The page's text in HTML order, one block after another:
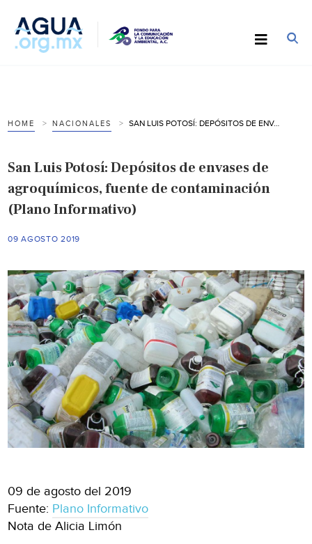
HOME NACIONALES SAN LUIS POTOSÍ: DEPÓSITOS DE ENVASES DE AGROQUÍMICOS, FUENTE DE CONTAMINACIÓN (PLANO INFORMATIVO)
San Luis Potosí: Depósitos de envases de
agroquímicos, fuente de contaminación
(Plano Informativo)
09 AGOSTO 2019
09 de agosto del 2019
Fuente: Plano Informativo
Nota de Alicia Limón